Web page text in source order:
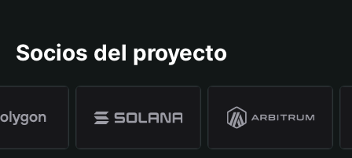
Socios del proyecto